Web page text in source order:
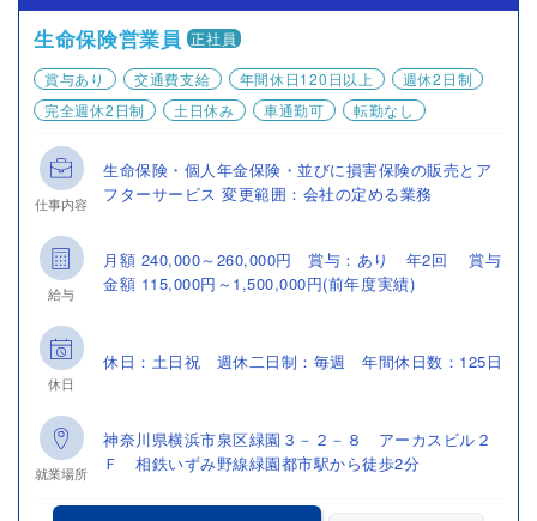
生命保険営業員 正社員
賞与あり
交通費支給 年間休日120日以上
週休2日制
完全週休2日制
土日休み 車通勤可 転勤なし
仕事内容
生命保険・個人年金保険・並びに損害保険の販売とア
フターサービス 変更範囲：会社の定める業務
給与
月額 240,000～260,000円 賞与：あり 年2回 賞与
金額 115,000円～1,500,000円(前年度実績)
休日
休日：土日祝 週休二日制：毎週 年間休日数：125日
就業場所
神奈川県横浜市泉区緑園３－２－８ アーカスビル２
Ｆ 相鉄いずみ野線緑園都市駅から徒歩2分